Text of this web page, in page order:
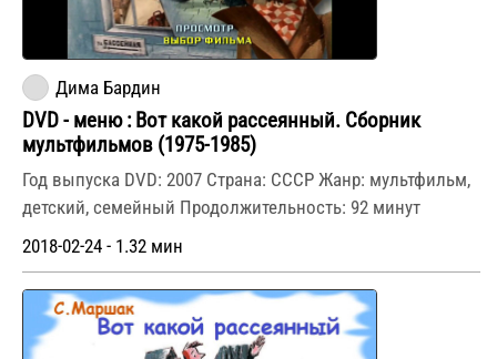
Дима Бардин
DVD - меню : Вот какой рассеянный. Сборник
мультфильмов (1975-1985)
Год выпуска DVD: 2007 Страна: СССР Жанр: мультфильм,
детский, семейный Продолжительность: 92 минут
2018-02-24 - 1.32 мин